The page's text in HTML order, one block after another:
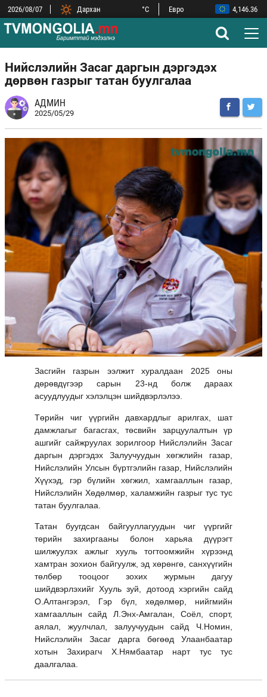
2026/08/07 Дархан
°C
Замын-Үүд
Сүхбаатар
Улаанбаатар
°C
Евро
4,146.36
ОХУ-ын рубль
44.52
БНХАУ-ын юань
532.56
2.52
АНУ-ын доллар
3,593.50
Нийслэлийн Засаг даргын дэргэдэх
дөрвөн газрыг татан буулгалаа
АДМИН
2025/05/29
Засгийн газрын ээлжит хуралдаан 2025 оны
дөрөвдүгээр сарын 23-нд болж дараах
асуудлуудыг хэлэлцэн шийдвэрлэлээ.
Төрийн чиг үүргийн давхардлыг арилгах, шат
дамжлагыг багасгах, төсвийн зарцуулалтын үр
ашгийг сайжруулах зорилгоор Нийслэлийн Засаг
даргын дэргэдэх Залуучуудын хөгжлийн газар,
Нийслэлийн Улсын бүртгэлийн газар, Нийслэлийн
Хүүхэд, гэр бүлийн хөгжил, хамгааллын газар,
Нийслэлийн Хөдөлмөр, халамжийн газрыг тус тус
татан буулгалаа.
Татан буугдсан байгууллагуудын чиг үүргийг
төрийн захиргааны болон харьяа дүүрэгт
шилжуулэх ажлыг хууль тогтоомжийн хүрээнд
хамтран зохион байгуулж, эд хөрөнгө, санхүүгийн
төлбөр тооцоог зохих журмын дагуу
шийдвэрлэхийг Хууль зуй, дотоод хэргийн сайд
О.Алтангэрэл, Гэр бүл, хөдөлмөр, нийгмийн
хамгааллын сайд Л.Энх-Амгалан, Соёл, спорт,
аялал, жуулчлал, залуучуудын сайд Ч.Номин,
Нийслэлийн Засаг дарга бөгөөд Улаанбаатар
хотын Захирагч Х.Нямбаатар нарт тус тус
даалгалаа.